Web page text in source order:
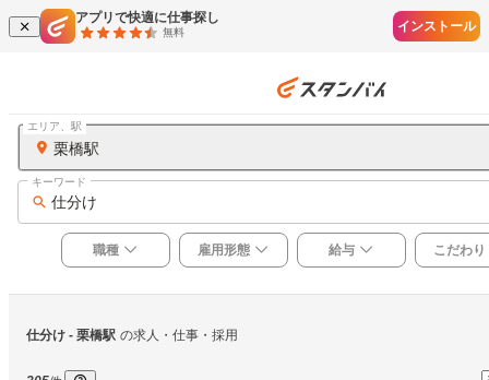
アプリで快適に仕事探し
無料 インストール
栗橋駅
エリア、駅
仕分け
キーワード
職種 雇用形態 給与 こだわり
仕分け - 栗橋駅 の求人・仕事・採用